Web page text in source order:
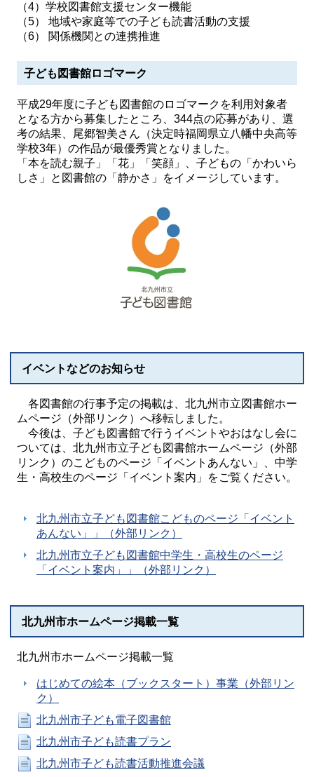
（4）学校図書館支援センター機能
（5） 地域や家庭等での子ども読書活動の支援
（6） 関係機関との連携推進
子ども図書館ロゴマーク
平成29年度に子ども図書館のロゴマークを利用対象者
となる方から募集したところ、344点の応募があり、選
考の結果、尾郷智美さん（決定時福岡県立八幡中央高等
学校3年）の作品が最優秀賞となりました。
「本を読む親子」「花」「笑顔」、子どもの「かわいら
しさ」と図書館の「静かさ」をイメージしています。
イベントなどのお知らせ
各図書館の行事予定の掲載は、北九州市立図書館ホー
ムページ（外部リンク）へ移転しました。
今後は、子ども図書館で行うイベントやおはなし会に
ついては、北九州市立子ども図書館ホームページ（外部
リンク）のこどものページ「イベントあんない」、中学
生・高校生のページ「イベント案内」をご覧ください。
北九州市立子ども図書館こどものページ「イベント
あんない」」（外部リンク）
北九州市立子ども図書館中学生・高校生のページ
「イベント案内」」（外部リンク）
北九州市ホームページ掲載一覧
北九州市ホームページ掲載一覧
はじめての絵本（ブックスタート）事業（外部リン
ク）
北九州市子ども電子図書館
北九州市子ども読書プラン
北九州市子ども読書活動推進会議